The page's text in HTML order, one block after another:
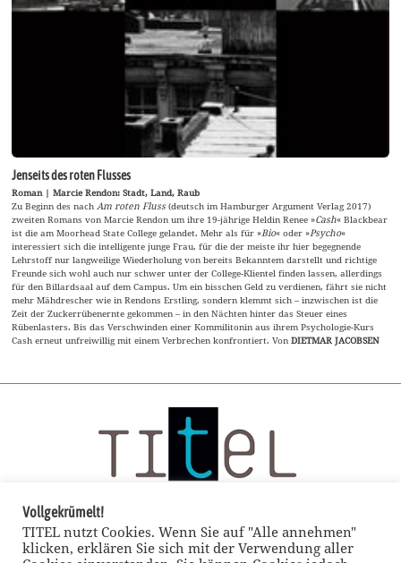
Jenseits des roten Flusses
Roman | Marcie Rendon: Stadt, Land, Raub
Zu Beginn des nachAm roten Fluss(deutsch im Hamburger Argument Verlag 2017)
zweiten Romans von Marcie Rendon um ihre 19-jährige Heldin Renee »Cash« Blackbear
ist die am Moorhead State College gelandet. Mehr als für »Bio« oder »Psycho«
interessiert sich die intelligente junge Frau, für die der meiste ihr hier begegnende
Lehrstoff nur langweilige Wiederholung von bereits Bekanntem darstellt und richtige
Freunde sich wohl auch nur schwer unter der College-Klientel finden lassen, allerdings
für den Billardsaal auf dem Campus. Um ein bisschen Geld zu verdienen, fährt sie nicht
mehr Mähdrescher wie in Rendons Erstling, sondern klemmt sich – inzwischen ist die
Zeit der Zuckerrübenernte gekommen – in den Nächten hinter das Steuer eines
Rübenlasters. Bis das Verschwinden einer Kommilitonin aus ihrem Psychologie-Kurs
Cash erneut unfreiwillig mit einem Verbrechen konfrontiert. VonDIETMAR JACOBSEN
Vollgekrümelt!
TITEL nutzt Cookies. Wenn Sie auf "Alle annehmen"
klicken, erklären Sie sich mit der Verwendung aller